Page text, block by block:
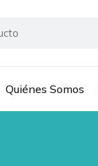
Quiénes Somos